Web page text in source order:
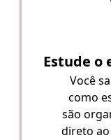
Estude o
Você
como
são
direto